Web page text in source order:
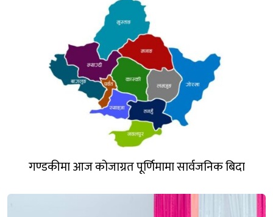
गण्डकीमा आज कोजाग्रत पूर्णिमामा सार्वजनिक बिदा